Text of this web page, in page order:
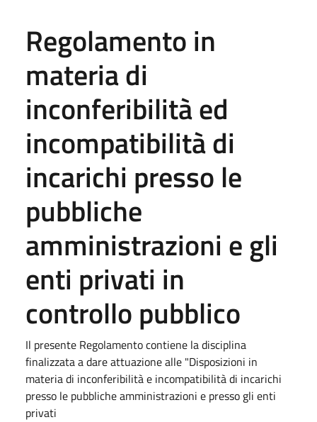
Regolamento in
materia di
inconferibilità ed
incompatibilità di
incarichi presso le
pubbliche
amministrazioni e gli
enti privati in
controllo pubblico
Il presente Regolamento contiene la disciplina
finalizzata a dare attuazione alle "Disposizioni in
materia di inconferibilità e incompatibilità di incarichi
presso le pubbliche amministrazioni e presso gli enti
privati